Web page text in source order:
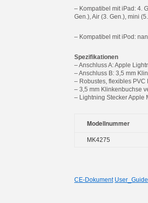
– Kompatibel mit iPad: 4.
Gen.), Air (3. Gen.), mini
– Kompatibel mit iPod:
Spezifikationen
– Anschluss A: Apple
– Anschluss B: 3,5 mm
– Robustes, flexibles PVC
– 3,5 mm Klinkenbuchse
– Lightning Stecker Apple
Modellnummer
MK4275
CE-Dokument User_Guide